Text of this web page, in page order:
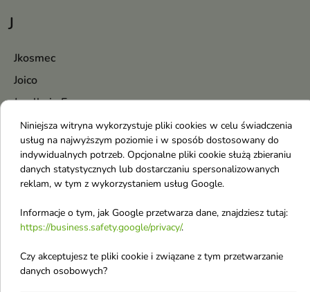
J
Jkosmec
Joico
Jmella in France
Jumiso
Jaguar
Jean Paul Gaultier
Jimmy Choo
Jo Malone
Joanna
Joanna Profesjonalna
John Varvatos
Niniejsza witryna wykorzystuje pliki cookies w celu świadczenia
usług na najwyższym poziomie i w sposób dostosowany do
indywidualnych potrzeb. Opcjonalne pliki cookie służą zbieraniu
danych statystycznych lub dostarczaniu spersonalizowanych
reklam, w tym z wykorzystaniem usług Google.
Informacje o tym, jak Google przetwarza dane, znajdziesz tutaj:
https://business.safety.google/privacy/.
Czy akceptujesz te pliki cookie i związane z tym przetwarzanie
danych osobowych?